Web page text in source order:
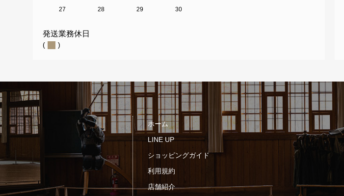
27
28 29 30
発送業務休日
( )
ホーム
LINE UP
ショッピングガイド
利用規約
店舗紹介